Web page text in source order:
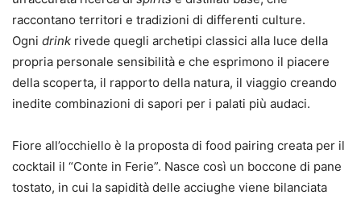
raccontano territori e tradizioni di differenti culture.
Ogni drink rivede quegli archetipi classici alla luce della
propria personale sensibilità e che esprimono il piacere
della scoperta, il rapporto della natura, il viaggio creando
inedite combinazioni di sapori per i palati più audaci.
Fiore all’occhiello è la proposta di food pairing creata per il
cocktail il “Conte in Ferie”. Nasce così un boccone di pane
tostato, in cui la sapidità delle acciughe viene bilanciata